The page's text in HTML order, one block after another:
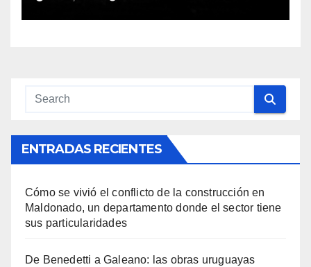
Estadio Charrúa por
problemas en la red lumínica
ENTRADAS RECIENTES
Cómo se vivió el conflicto de la construcción en
Maldonado, un departamento donde el sector tiene
sus particularidades
De Benedetti a Galeano: las obras uruguayas